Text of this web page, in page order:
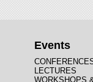
Events
LECTURES
WORKSHOPS